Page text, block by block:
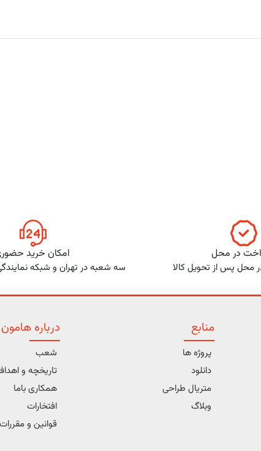
در محل
محل پس از تحویل کالا
امکان خرید
سه شعبه در تهران و شبکه
درباره هامون
شعب
تاریخچه و
همکاری باما
افتخارات
قوانین و
منابع
پروژه ها
دانلود
متریال طراحی
وبلاگ